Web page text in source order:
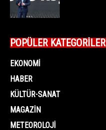
POPÜLER KATEGORİLER
EKONOMI
HABER
KÜLTÜR-SANAT
MAGAZIN
METEOROLOJI